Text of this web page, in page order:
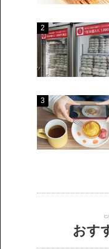
おす